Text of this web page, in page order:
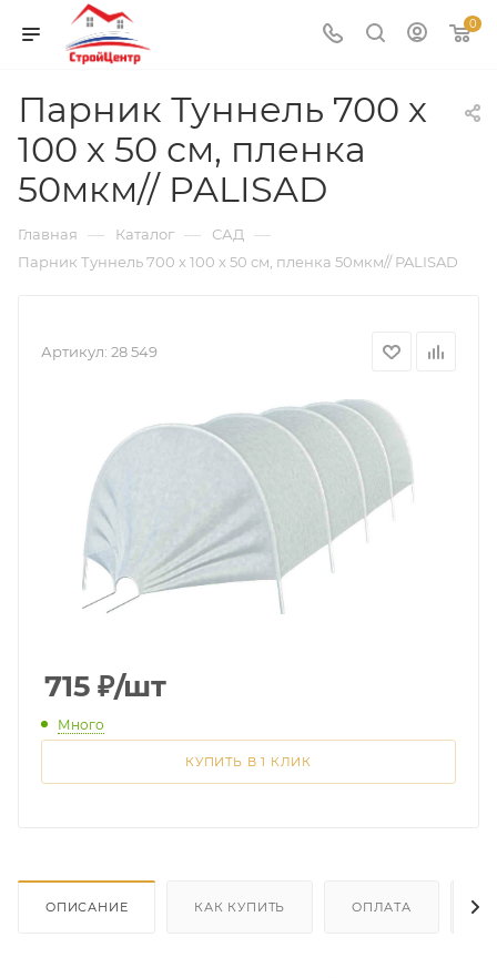
0
Парник Туннель 700 х
100 х 50 см, пленка
50мкм// PALISAD
Главная — Каталог — САД —
Парник Туннель 700 х 100 х 50 см, пленка 50мкм// PALISAD
Артикул: 28 549
715 ₽/шт
Много
КУПИТЬ В 1 КЛИК
ОПИСАНИЕ КАК КУПИТЬ ОПЛАТА